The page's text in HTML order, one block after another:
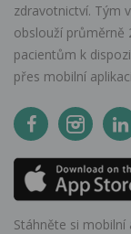
zdravotnictví. Tým
obslouží průměrně
pacientům k
přes mobilní
Stáhněte si mobilní